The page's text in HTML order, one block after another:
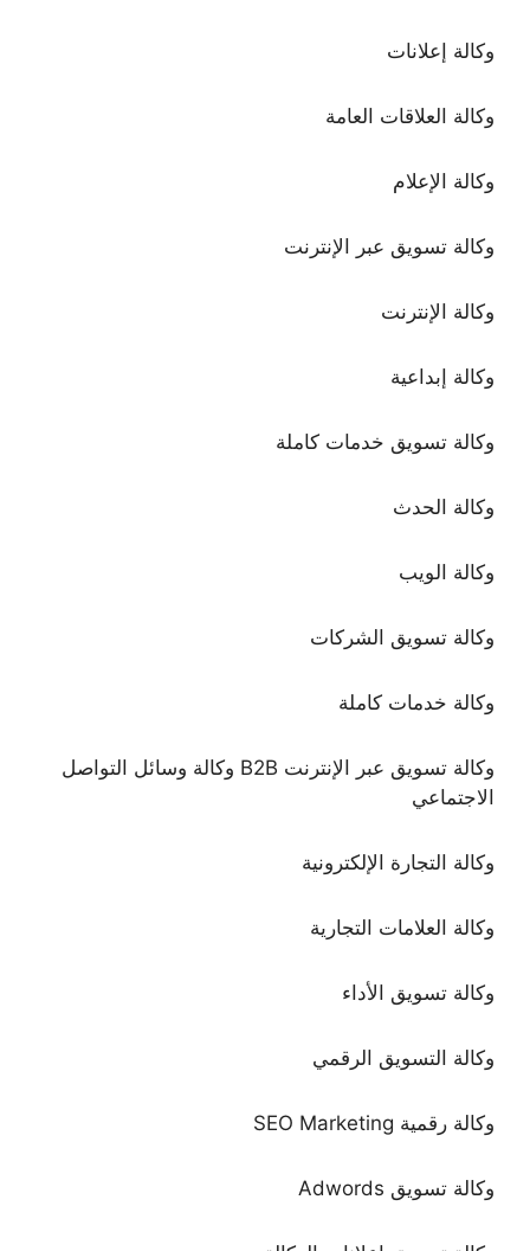
وكالة إعلانات
وكالة العلاقات العامة
وكالة الإعلام
وكالة تسويق عبر الإنترنت
وكالة الإنترنت
وكالة إبداعية
وكالة تسويق خدمات كاملة
وكالة الحدث
وكالة الويب
وكالة تسويق الشركات
وكالة خدمات كاملة
وكالة تسويق عبر الإنترنت B2B وكالة وسائل التواصل
الاجتماعي
وكالة التجارة الإلكترونية
وكالة العلامات التجارية
وكالة تسويق الأداء
وكالة التسويق الرقمي
وكالة رقمية SEO Marketing
وكالة تسويق Adwords